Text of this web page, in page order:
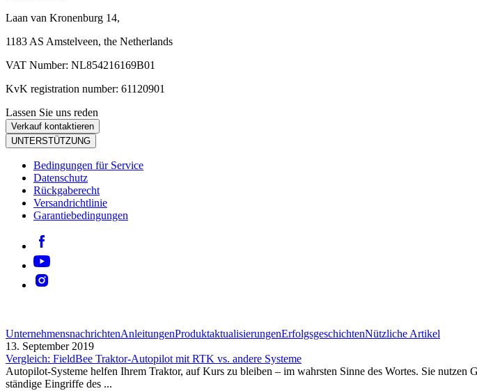
Laan van Kronenburg 14,
1183 AS Amstelveen, the Netherlands
VAT Number: NL854216169B01
KvK registration number: 61120901
Lassen Sie uns reden
Verkauf kontaktieren
UNTERSTÜTZUNG
Bedingungen für Service
Datenschutz
Rückgaberecht
Versandrichtlinie
Garantiebedingungen
UnternehmensnachrichtenAnleitungenProduktaktualisierungenErfolgsgeschichtenNützliche Artikel
13. September 2019
Vergleich: FieldBee Traktor-Autopilot mit RTK vs. andere Systeme
Autopilot-Systeme helfen Ihrem Traktor, auf Kurs zu bleiben – im wahrsten Sinne des Wortes. Sie
ständige Eingriffe des ...